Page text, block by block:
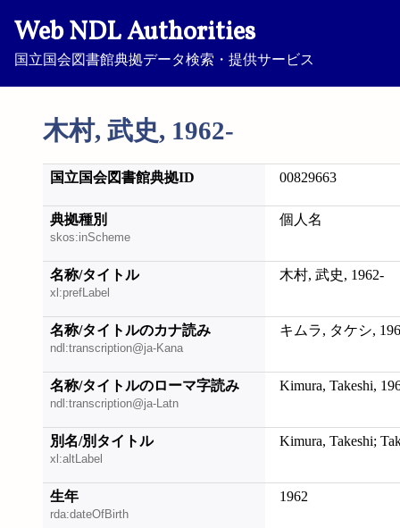
Web NDL Authorities
国立国会図書館典拠データ検索・提供サービス
木村, 武史, 1962-
国立国会図書館典拠ID 00829663
典拠種別
skos:inScheme
個人名
名称/タイトル
xl:prefLabel
木村, 武史, 1962-
名称/タイトルのカナ読み
ndl:transcription@ja-Kana
キムラ, タケシ,
名称/タイトルのローマ字読み
ndl:transcription@ja-Latn
Kimura, Takeshi,
別名/別タイトル
xl:altLabel
Kimura, Takeshi;
生年
rda:dateOfBirth
1962